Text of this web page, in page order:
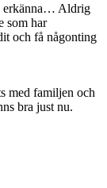
erkänna… Aldrig
som har
och få någonting
med familjen och
bra just nu.